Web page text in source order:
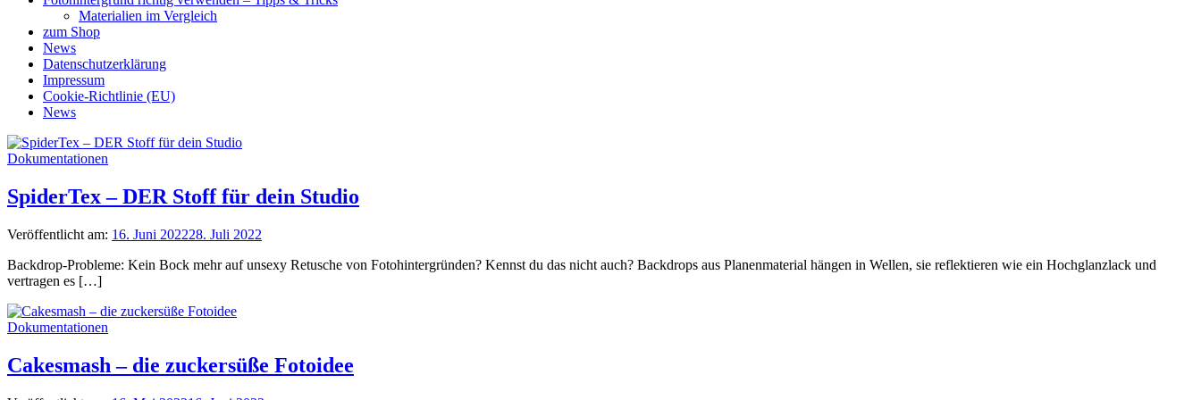
Materialien im Vergleich
zum Shop
News
Datenschutzerklärung
Impressum
Cookie-Richtlinie (EU)
News
Dokumentationen
SpiderTex – DER Stoff für dein Studio
Veröffentlicht am: 16. Juni 202228. Juli 2022
Backdrop-Probleme: Kein Bock mehr auf unsexy Retusche von Fotohintergründen? Kennst du das nicht auch? Backdrops aus Planenmaterial hängen in Wellen, sie reflektieren wie ein Hochglanzlack und
vertragen es […]
Dokumentationen
Cakesmash – die zuckersüße Fotoidee